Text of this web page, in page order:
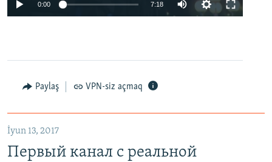
0:00 7:18
Paylaş VPN-siz açmaq
İyun 13, 2017
Первый канал с реальной